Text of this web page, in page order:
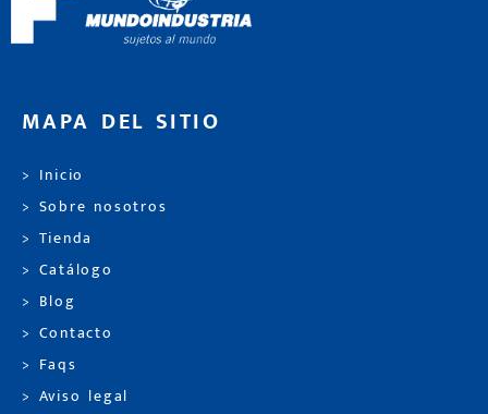
MAPA DEL SITIO
> Inicio
> Sobre nosotros
> Tienda
> Catálogo
> Blog
> Contacto
> Faqs
> Aviso legal